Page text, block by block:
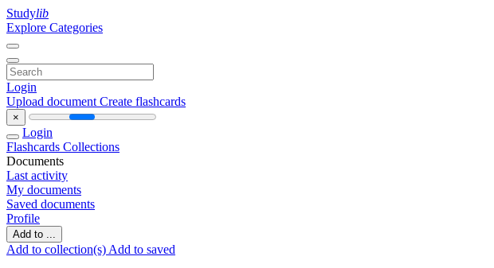
Studylib
Explore Categories
Login
Upload document Create flashcards
×
Login
Flashcards Collections
Documents
Last activity
My documents
Saved documents
Profile
Add to ...
Add to collection(s) Add to saved